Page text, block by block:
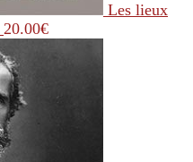
Les lieux
20.00€